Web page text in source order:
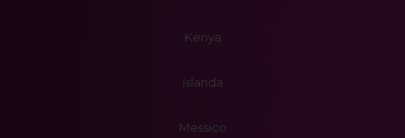
Kenya
Islanda
Messico